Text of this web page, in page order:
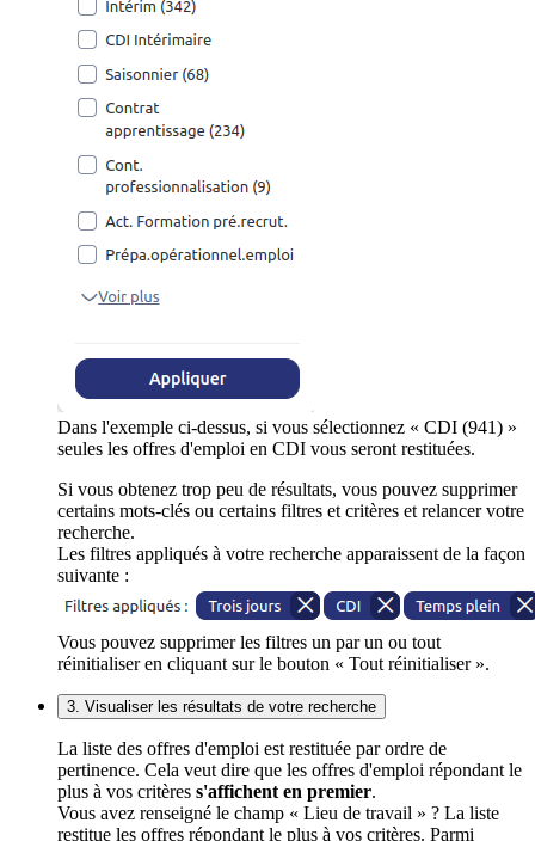
Dans l'exemple ci-dessus, si vous sélectionnez « CDI (941) »
seules les offres d'emploi en CDI vous seront restituées.
Si vous obtenez trop peu de résultats, vous pouvez supprimer
certains mots-clés ou certains filtres et critères et relancer votre
recherche.
Les filtres appliqués à votre recherche apparaissent de la façon
suivante :
Vous pouvez supprimer les filtres un par un ou tout
réinitialiser en cliquant sur le bouton « Tout réinitialiser ».
3. Visualiser les résultats de votre recherche
La liste des offres d'emploi est restituée par ordre de
pertinence. Cela veut dire que les offres d'emploi répondant le
plus à vos critères s'affichent en premier.
Vous avez renseigné le champ « Lieu de travail » ? La liste
restitue les offres répondant le plus à vos critères. Parmi